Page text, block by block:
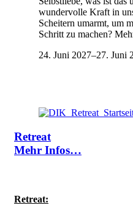
wundervolle Kraft in
Scheitern umarmt, um
Schritt zu machen?
24. Juni 2027–27. Juni
Retreat
Mehr Infos…
Retreat: